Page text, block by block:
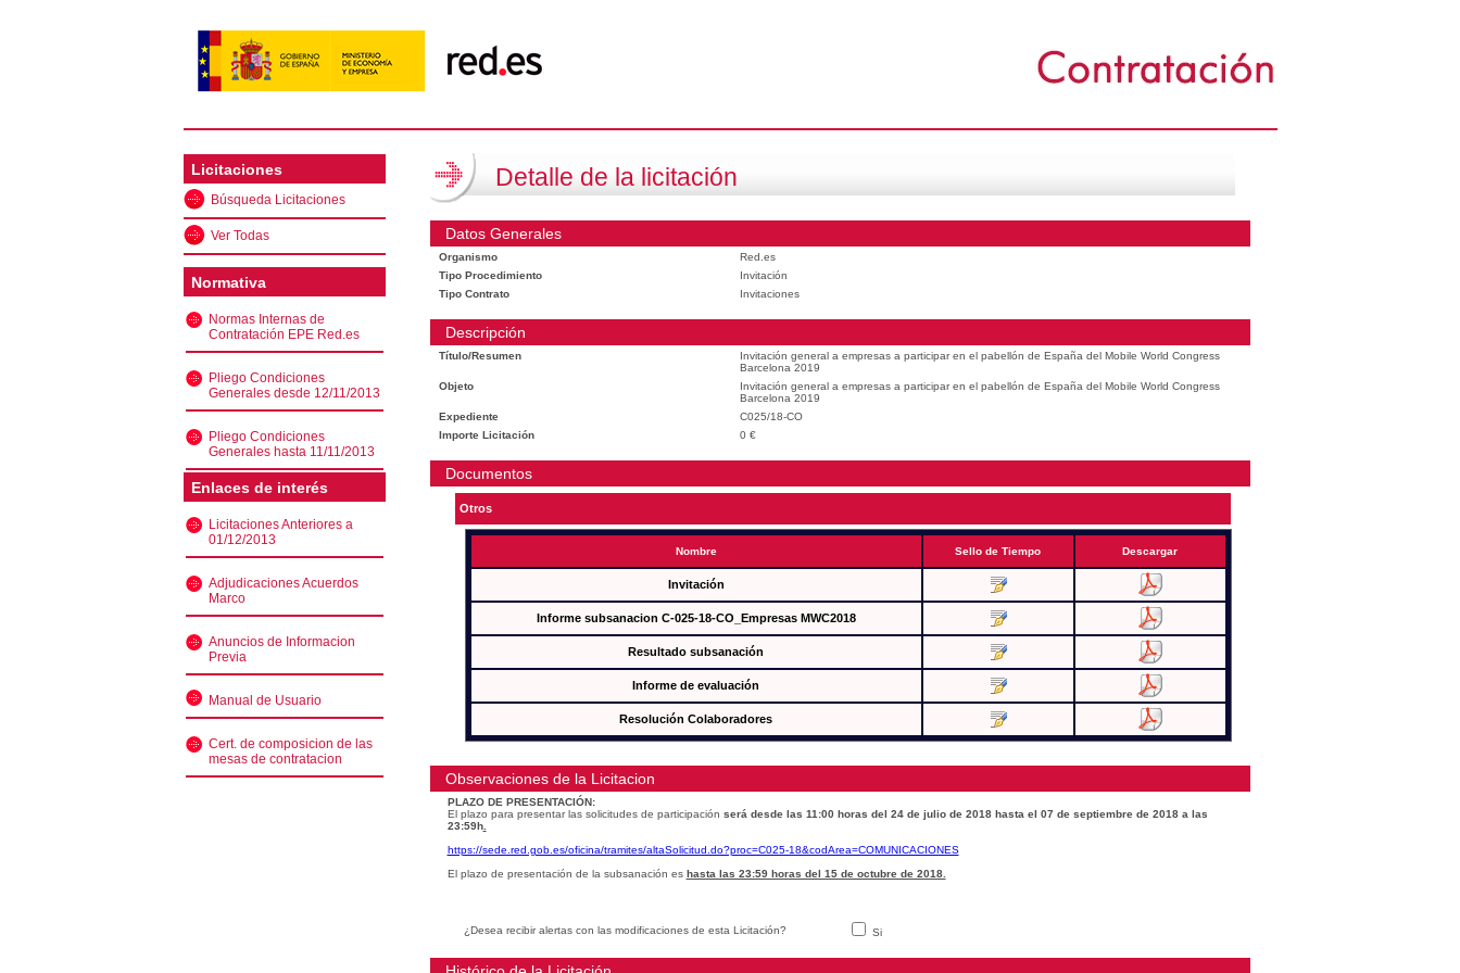
Licitaciones
Búsqueda Licitaciones
Ver Todas
Normativa
Normas Internas de
Contratación EPE Red.es
Pliego Condiciones
Generales desde 12/11/2013
Pliego Condiciones
Generales hasta 11/11/2013
Enlaces de interés
Licitaciones Anteriores a
01/12/2013
Adjudicaciones Acuerdos
Marco
Anuncios de Informacion
Previa
Manual de Usuario
Cert. de composicion de las
mesas de contratacion
Detalle de la licitación
Datos Generales
Organismo
Red.es
Tipo Procedimiento
Invitación
Tipo Contrato
Invitaciones
Descripción
Título/Resumen
Invitación general a empresas a participar en el pabellón de España del Mobile World Congress
Barcelona 2019
Objeto
Invitación general a empresas a participar en el pabellón de España del Mobile World Congress
Barcelona 2019
Expediente
C025/18-CO
Importe Licitación
0 €
Documentos
Otros
Nombre Sello de Tiempo Descargar
Invitación
Informe subsanacion C-025-18-CO_Empresas MWC2018
Resultado subsanación
Informe de evaluación
Resolución Colaboradores
Observaciones de la Licitacion
PLAZO DE PRESENTACIÓN:
El plazo para presentar las solicitudes de participación será desde las 11:00 horas del 24 de julio de 2018 hasta el 07 de septiembre de 2018 a las
23:59h.
https://sede.red.gob.es/oficina/tramites/altaSolicitud.do?proc=C025-18&codArea=COMUNICACIONES
El plazo de presentación de la subsanación es hasta las 23:59 horas del 15 de octubre de 2018.
¿Desea recibir alertas con las modificaciones de esta Licitación? Si